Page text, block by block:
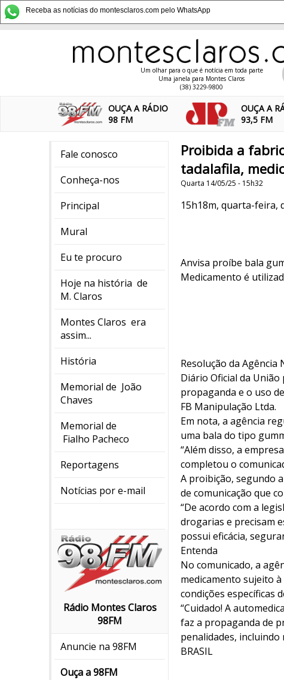
Receba as notícias do montesclaros.com pelo WhatsApp
Um olhar para o que é notícia em toda parte
Uma janela para Montes Claros
(38) 3229-9800
OUÇA A RÁDIO
98 FM
OUÇA A
93,5 FM
Fale conosco
Conheça-nos
Principal
Mural
Eu te procuro
Hoje na história de
M. Claros
Montes Claros era
assim...
História
Memorial de João
Chaves
Memorial de
Fialho Pacheco
Reportagens
Notícias por e-mail
Rádio Montes Claros
98FM
Anuncie na 98FM
Ouça a 98FM
Proibida a
tadalafila,
Quarta 14/05/25 - 15h32
15h18m, quarta-feira,
Anvisa proíbe bala
Medicamento é
Resolução da
Diário Oficial da
propaganda e o uso
FB Manipulação Ltda.
Em nota, a agência
uma bala do tipo
“Além disso, a
completou o
A proibição, segundo
de comunicação que
“De acordo com a
drogarias e precisam
possui eficácia,
Entenda
No comunicado, a
medicamento sujeito
condições específicas
“Cuidado! A
faz a propaganda de
penalidades, incluindo
BRASIL